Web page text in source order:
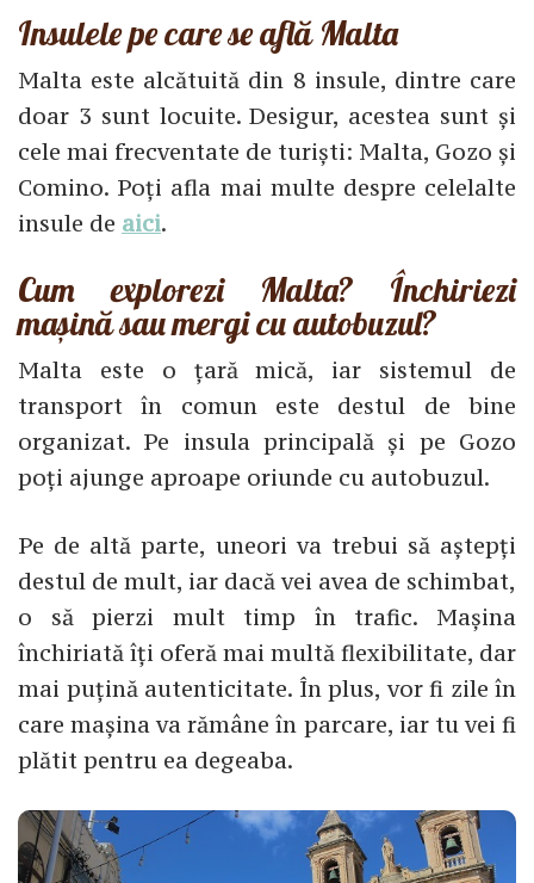
Insulele pe care se află Malta
Malta este alcătuită din 8 insule, dintre care
doar 3 sunt locuite. Desigur, acestea sunt și
cele mai frecventate de turiști: Malta, Gozo și
Comino. Poți afla mai multe despre celelalte
insule de aici.
Cum explorezi Malta? Închiriezi
mașină sau mergi cu autobuzul?
Malta este o țară mică, iar sistemul de
transport în comun este destul de bine
organizat. Pe insula principală și pe Gozo
poți ajunge aproape oriunde cu autobuzul.
Pe de altă parte, uneori va trebui să aștepți
destul de mult, iar dacă vei avea de schimbat,
o să pierzi mult timp în trafic. Mașina
închiriată îți oferă mai multă flexibilitate, dar
mai puțină autenticitate. În plus, vor fi zile în
care mașina va rămâne în parcare, iar tu vei fi
plătit pentru ea degeaba.